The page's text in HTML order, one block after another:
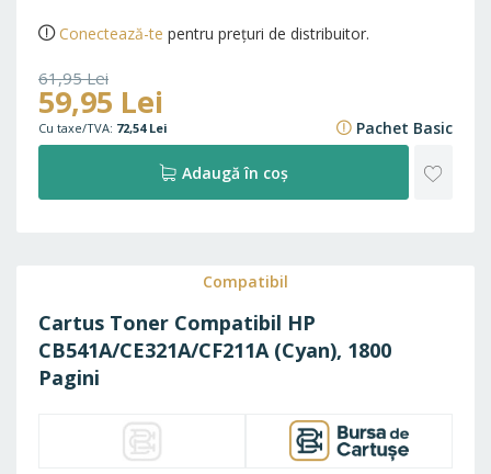
Conectează-te pentru prețuri de distribuitor.
61,95 Lei
74,96 Lei
59,95 Lei
72,54 Lei Pachet Basic
Adaugă în coș
Compatibil
Cartus Toner Compatibil HP
CB541A/CE321A/CF211A (Cyan), 1800
Pagini